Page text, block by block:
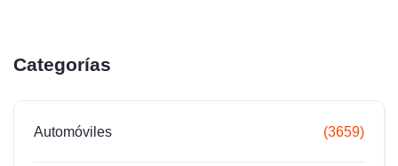
Categorías
Automóviles (3659)